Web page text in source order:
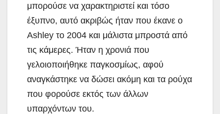
μπορούσε να χαρακτηριστεί και τόσο
έξυπνο, αυτό ακριβώς ήταν που έκανε ο
Ashley το 2004 και μάλιστα μπροστά από
τις κάμερες. Ήταν η χρονιά που
γελοιοποιήθηκε παγκοσμίως, αφού
αναγκάστηκε να δώσει ακόμη και τα ρούχα
που φορούσε εκτός των άλλων
υπαρχόντων του.